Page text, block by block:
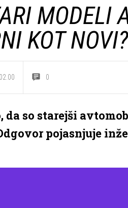
MODELI
KOT NOVI?
0
da so starejši
pojasnjuje